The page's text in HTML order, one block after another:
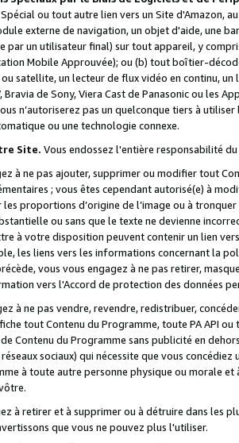
ou tout autre lien vers un Site d'Amazon,
externe de navigation, un objet d'aide, une
par un utilisateur final) sur tout appareil, y
Mobile Approuvée); ou (b) tout boîtier-
satellite, un lecteur de flux vidéo en continu,
Bravia de Sony, Viera Cast de Panasonic ou les
n’autoriserez pas un quelconque tiers à
ou une technologie connexe.
Site. Vous endossez l'entière responsabilité
à ne pas ajouter, supprimer ou modifier tout
; vous êtes cependant autorisé(e) à
les proportions d’origine de l’image ou à
ou sans que le texte ne devienne
à votre disposition peuvent contenir un lien
les liens vers les informations concernant la
vous vous engagez à ne pas retirer,
vers l'Accord de protection des données
à ne pas vendre, revendre, redistribuer,
tout Contenu du Programme, toute PA API
Contenu du Programme sans publicité en
sociaux) qui nécessite que vous
à toute autre personne physique ou morale
à retirer et à supprimer ou à détruire dans les
que vous ne pouvez plus l'utiliser.